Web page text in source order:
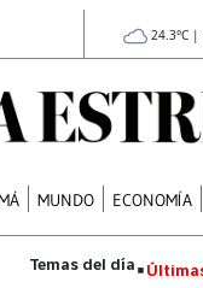
24.3°C |
MUNDO ECONOMÍA